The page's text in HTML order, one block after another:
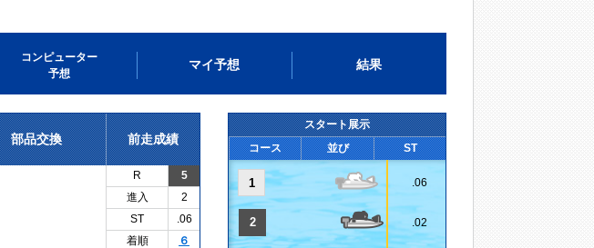
コンピューター
予想
マイ予想 結果
部品交換
前走成績
R
5
進入
2
ST
.06
着順
６
スタート展示
コース
並び ST
1 .06
2 .02